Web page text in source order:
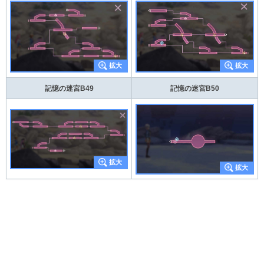
記憶の迷宮B49 記憶の迷宮B50